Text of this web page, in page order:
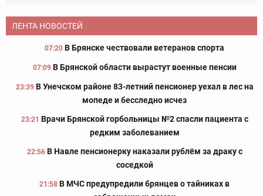
ЛЕНТА НОВОСТЕЙ
07:20 В Брянске чествовали ветеранов спорта
07:09 В Брянской области вырастут военные пенсии
23:39 В Унечском районе 83-летний пенсионер уехал в лес на
мопеде и бесследно исчез
23:21 Врачи Брянской горбольницы №2 спасли пациента с
редким заболеванием
22:56 В Навле пенсионерку наказали рублём за драку с
соседкой
21:58 В МЧС предупредили брянцев о тайниках в